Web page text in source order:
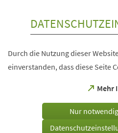
Durch die Nutzung dieser
einverstanden, dass diese Seite
Mehr
(Öffnet
einem
Tab)
Nur